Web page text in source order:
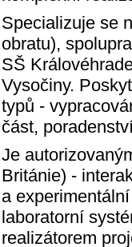
Specializuje se
obratu),
SŠ
Vysočiny.
typů -
část,
Je
Británie) -
a
laboratorní
realizátorem